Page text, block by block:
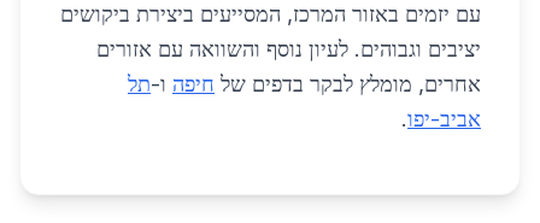
עם יזמים באזור המרכז, המסייעים ביצירת ביקושים
יציבים וגבוהים. לעיון נוסף והשוואה עם אזורים
אחרים, מומלץ לבקר בדפים של חיפה ו-תל
אביב-יפו.